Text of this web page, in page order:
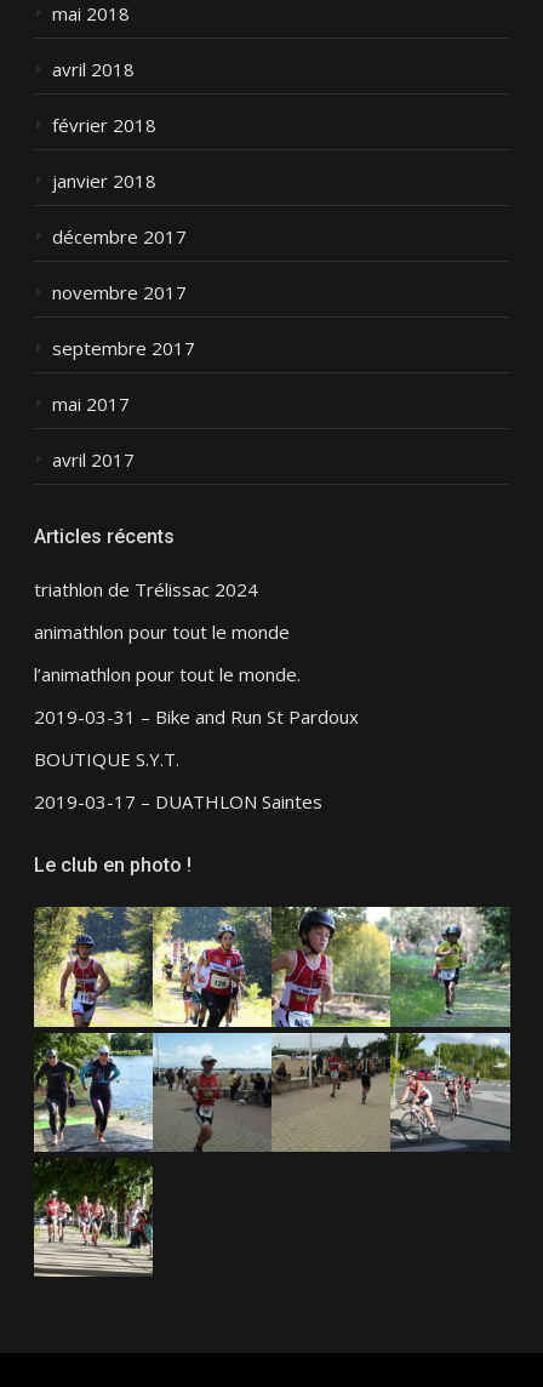
mai 2018
avril 2018
février 2018
janvier 2018
décembre 2017
novembre 2017
septembre 2017
mai 2017
avril 2017
Articles récents
triathlon de Trélissac 2024
animathlon pour tout le monde
l’animathlon pour tout le monde.
2019-03-31 – Bike and Run St Pardoux
BOUTIQUE S.Y.T.
2019-03-17 – DUATHLON Saintes
Le club en photo !